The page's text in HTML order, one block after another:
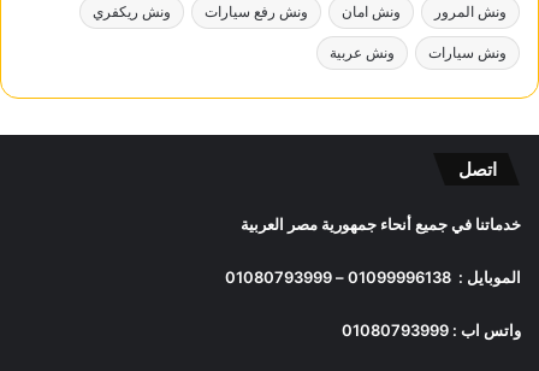
ونش المرور ونش امان ونش رفع سيارات ونش ريكفري
ونش سيارات ونش عربية
اتصل
خدماتنا في جميع أنحاء جمهورية مصر العربية
الموبايل : 01099996138
–
01080793999
واتس اب : 01080793999